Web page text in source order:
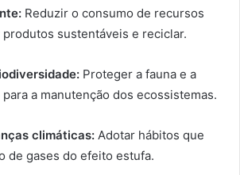
Reduzir o consumo de recursos
sustentáveis e reciclar.
Proteger a fauna e a
a manutenção dos ecossistemas.
climáticas: Adotar hábitos que
de gases do efeito estufa.